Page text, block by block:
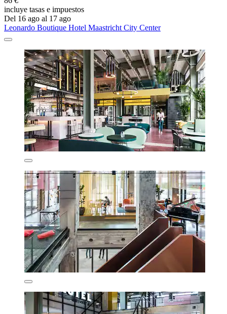
incluye tasas e impuestos
Del 16 ago al 17 ago
Leonardo Boutique Hotel Maastricht City Center